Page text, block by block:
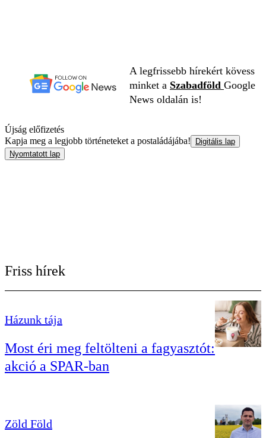
A legfrissebb hírekért kövess
minket a Szabadföld Google
News oldalán is!
Újság előfizetés
Kapja meg a legjobb történeteket a postaládájába!
Digitális lap
Nyomtatott lap
Friss hírek
Házunk tája
Most éri meg feltölteni a fagyasztót:
akció a SPAR-ban
Zöld Föld